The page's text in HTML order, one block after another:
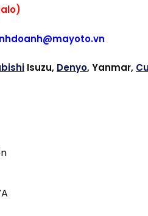
Isuzu, Denyo, Yanmar,